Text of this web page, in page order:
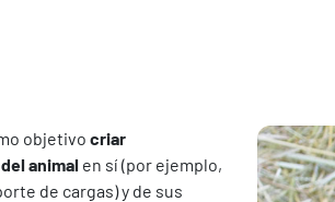
objetivo criar
animal en sí (por ejemplo,
de cargas) y de sus